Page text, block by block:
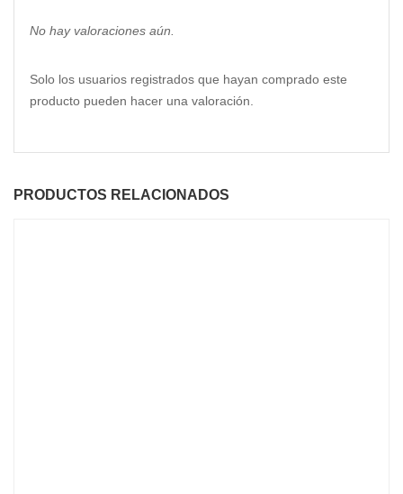
No hay valoraciones aún.
Solo los usuarios registrados que hayan comprado este
producto pueden hacer una valoración.
PRODUCTOS RELACIONADOS